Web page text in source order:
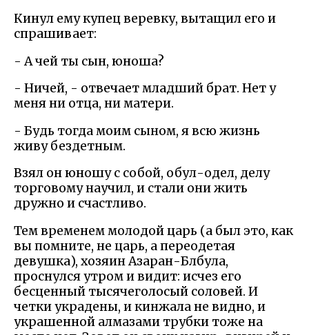
Кинул ему купец веревку, вытащил его и
спрашивает:
- А чей ты сын, юноша?
- Ничей, - отвечает младший брат. Нет у
меня ни отца, ни матери.
- Будь тогда моим сыном, я всю жизнь
живу бездетным.
Взял он юношу с собой, обул-одел, делу
торговому научил, и стали они жить
дружно и счастливо.
Тем временем молодой царь (а был это, как
вы помните, не царь, а переодетая
девушка), хозяин Азаран-Блбула,
проснулся утром и видит: исчез его
бесценный тысячеголосый соловей. И
четки украдены, и кинжала не видно, и
украшенной алмазами трубки тоже на